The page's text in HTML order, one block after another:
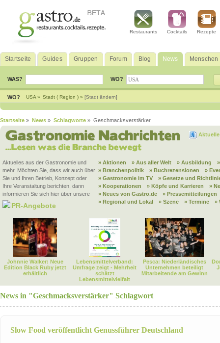
Restaurants Cocktails Rezepte
Startseite Guides Gruppen Forum Blog News Menschen
WAS? WO?
WO? USA » Stadt ( Region ) » [Stadt ändern]
Startseite » News » Schlagworte » Geschmacksverstärker
Aktuelles aus der Gastronomie und
mehr. Möchten Sie, dass wir auch über
Sie und Ihren Betrieb, Konzept oder
Ihre Veranstaltung berichten, dann
informieren Sie sich hier über unsere
PR-Angebote
» Aktionen » Aus aller Welt » Ausbildung
» Branchenpolitik
» Buchrezensionen
»
» Gastronomie im TV
» Gesetze und
» Kooperationen
» Köpfe und Karrieren
»
» Neues von Gastro.de
» Pressemitteilungen
» Regional und Lokal
» Szene » Termine »
Johnnie Walker: Neue
Edition Black Ruby jetzt
erhältlich
Lebensmittelverband:
Umfrage zeigt - Mehrheit
schätzt
Lebensmittelvielfalt
Pesca: Niederländisches
Unternehmen beteiligt
Mitarbeitende am Gewinn
News in "Geschmacksverstärker" Schlagwort
Slow Food veröffentlicht Genussführer Deutschland